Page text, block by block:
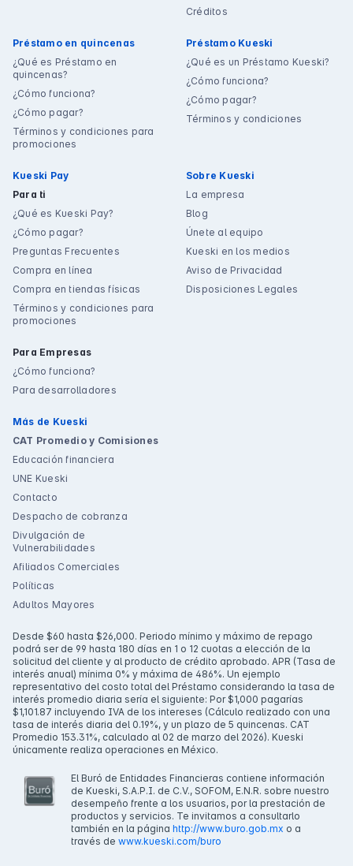
Créditos
Préstamo en quincenas
¿Qué es Préstamo en
quincenas?
¿Cómo funciona?
¿Cómo pagar?
Términos y condiciones para
promociones
Préstamo Kueski
¿Qué es un Préstamo Kueski?
¿Cómo funciona?
¿Cómo pagar?
Términos y condiciones
Kueski Pay
Para ti
¿Qué es Kueski Pay?
¿Cómo pagar?
Preguntas Frecuentes
Compra en línea
Compra en tiendas físicas
Términos y condiciones para
promociones
Para Empresas
¿Cómo funciona?
Para desarrolladores
Sobre Kueski
La empresa
Blog
Únete al equipo
Kueski en los medios
Aviso de Privacidad
Disposiciones Legales
Más de Kueski
CAT Promedio y Comisiones
Educación financiera
UNE Kueski
Contacto
Despacho de cobranza
Divulgación de
Vulnerabilidades
Afiliados Comerciales
Políticas
Adultos Mayores
Desde $60 hasta $26,000. Periodo mínimo y máximo de repago
podrá ser de 99 hasta 180 días en 1 o 12 cuotas a elección de la
solicitud del cliente y al producto de crédito aprobado. APR (Tasa de
interés anual) mínima 0% y máxima de 486%. Un ejemplo
representativo del costo total del Préstamo considerando la tasa de
interés promedio diaria sería el siguiente: Por $1,000 pagarías
$1,101.87 incluyendo IVA de los intereses (Cálculo realizado con una
tasa de interés diaria del 0.19%, y un plazo de 5 quincenas. CAT
Promedio 153.31%, calculado al 02 de marzo del 2026). Kueski
únicamente realiza operaciones en México.
El Buró de Entidades Financieras contiene información
de Kueski, S.A.P.I. de C.V., SOFOM, E.N.R. sobre nuestro
desempeño frente a los usuarios, por la prestación de
productos y servicios. Te invitamos a consultarlo
también en la página http://www.buro.gob.mx o a
través de www.kueski.com/buro